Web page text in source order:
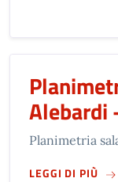
Alebardi
Planimetria
LEGGI DI PIÙSU